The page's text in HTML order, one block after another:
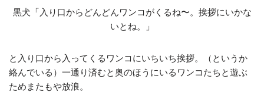
黒犬「入り口からどんどんワンコがくるね〜。挨拶にいかな
いとね。」
と入り口から入ってくるワンコにいちいち挨拶。（というか
絡んでいる）一通り済むと奥のほうにいるワンコたちと遊ぶ
ためまたもや放浪。